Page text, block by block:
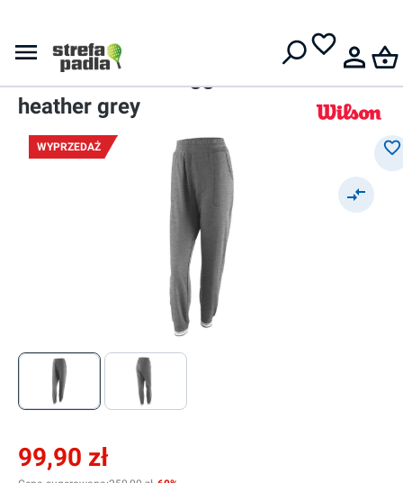
Damskie spodnie
Wilson Team II Jogger W -
heather grey
WYPRZEDAŻ
99,90 zł